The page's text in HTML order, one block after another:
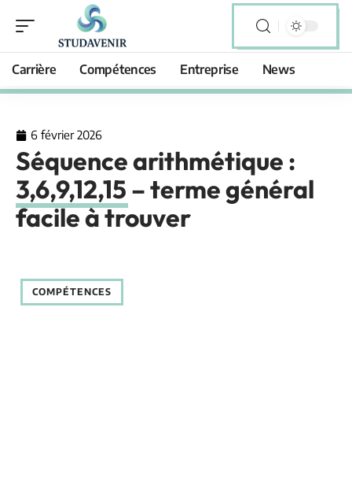
Carrière Compétences Entreprise News
6 février 2026
Séquence arithmétique :
3,6,9,12,15 – terme général
facile à trouver
COMPÉTENCES